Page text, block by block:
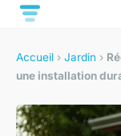
Accueil › Jardin ›
une installation